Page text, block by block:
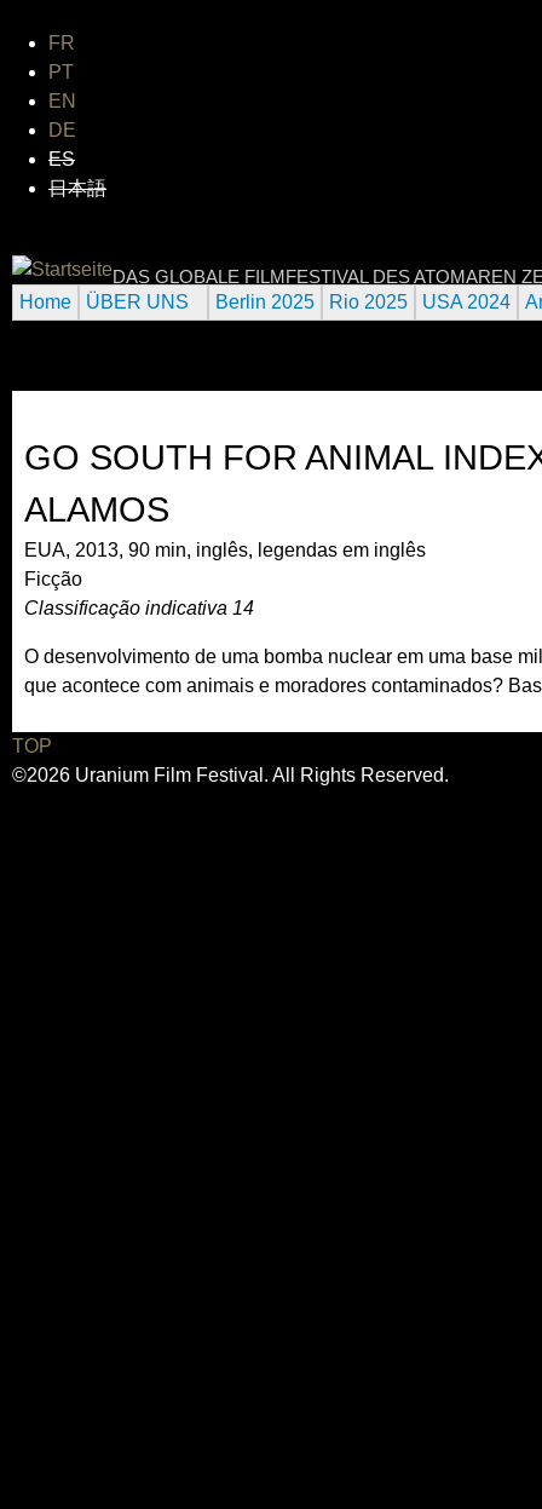
FR
PT
EN
DE
ES
日本語
DAS GLOBALE FILMFESTIVAL DES ATOMAREN
GO SOUTH FOR ANIMAL
ALAMOS
EUA, 2013, 90 min, inglês, legendas em inglês
Ficção
Classificação indicativa 14
O desenvolvimento de uma bomba nuclear em uma base
que acontece com animais e moradores contaminados?
Home ÜBER UNS Berlin 2025 Rio 2025 USA 2024
TOP
©2026 Uranium Film Festival. All Rights Reserved.